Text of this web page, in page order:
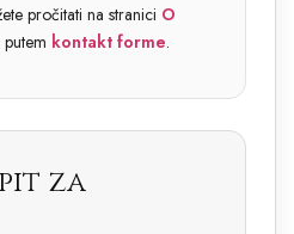
pročitati na stranici O
kontakt forme.
za